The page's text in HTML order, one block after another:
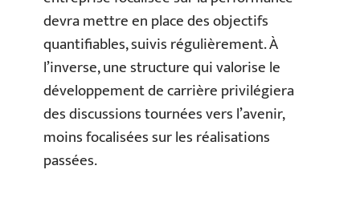
devra mettre en place des objectifs
quantifiables, suivis régulièrement. À
l’inverse, une structure qui valorise le
développement de carrière privilégiera
des discussions tournées vers l’avenir,
moins focalisées sur les réalisations
passées.